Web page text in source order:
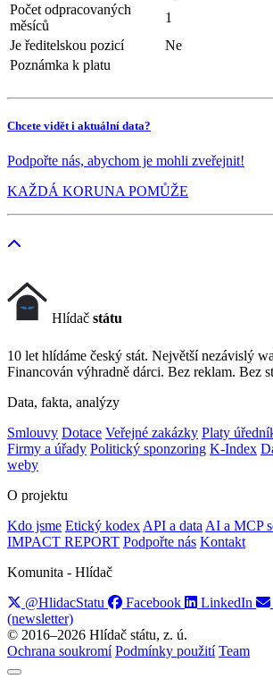
Počet odpracovaných
měsíců
1
Je ředitelskou pozicí
Ne
Poznámka k platu
Chcete vidět i aktuální data?
Podpořte nás, abychom je mohli zveřejnit!
KAŽDÁ KORUNA POMŮŽE
Hlídač státu
10 let hlídáme český stát. Největší nezávislý
Financován výhradně dárci. Bez reklam. Bez
Data, fakta, analýzy
Smlouvy Dotace Veřejné zakázky Platy
Firmy a úřady Politický sponzoring K-Index
weby
O projektu
Kdo jsme Etický kodex API a data AI a MCP
IMPACT REPORT Podpořte nás Kontakt
Komunita - Hlídač
@HlidacStatu
Facebook LinkedIn
(newsletter)
© 2016–2026 Hlídač státu, z. ú.
Ochrana soukromí Podmínky použití Team